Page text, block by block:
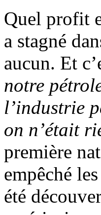
Quel profit
a stagné
aucun. Et
notre
l’industrie
on n’était
première
empêché
été